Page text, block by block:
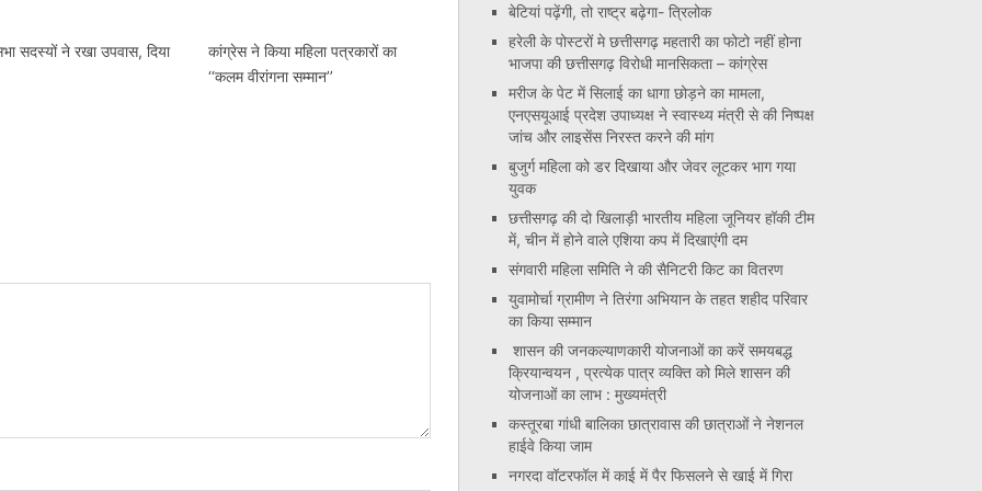
सदस्यों ने रखा उपवास, दिया
कांग्रेस ने किया महिला पत्रकारों का
‘‘कलम वीरांगना सम्मान’’
बेटियां पढ़ेंगी, तो राष्ट्र बढ़ेगा- त्रिलोक
हरेली के पोस्टरों मे छत्तीसगढ़ महतारी का फोटो नहीं होना
भाजपा की छत्तीसगढ़ विरोधी मानसिकता – कांग्रेस
मरीज के पेट में सिलाई का धागा छोड़ने का मामला,
एनएसयूआई प्रदेश उपाध्यक्ष ने स्वास्थ्य मंत्री से की निष्पक्ष
जांच और लाइसेंस निरस्त करने की मांग
बुजुर्ग महिला को डर दिखाया और जेवर लूटकर भाग गया
युवक
छत्तीसगढ़ की दो खिलाड़ी भारतीय महिला जूनियर हॉकी टीम
में, चीन में होने वाले एशिया कप में दिखाएंगी दम
संगवारी महिला समिति ने की सैनिटरी किट का वितरण
युवामोर्चा ग्रामीण ने तिरंगा अभियान के तहत शहीद परिवार
का किया सम्मान
शासन की जनकल्याणकारी योजनाओं का करें समयबद्ध
क्रियान्वयन , प्रत्येक पात्र व्यक्ति को मिले शासन की
योजनाओं का लाभ : मुख्यमंत्री
कस्तूरबा गांधी बालिका छात्रावास की छात्राओं ने नेशनल
हाईवे किया जाम
नगरदा वॉटरफॉल में काई में पैर फिसलने से खाई में गिरा